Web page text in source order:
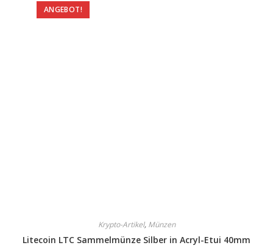
ANGEBOT!
Krypto-Artikel, Münzen
Litecoin LTC Sammelmünze Silber in Acryl-Etui 40mm